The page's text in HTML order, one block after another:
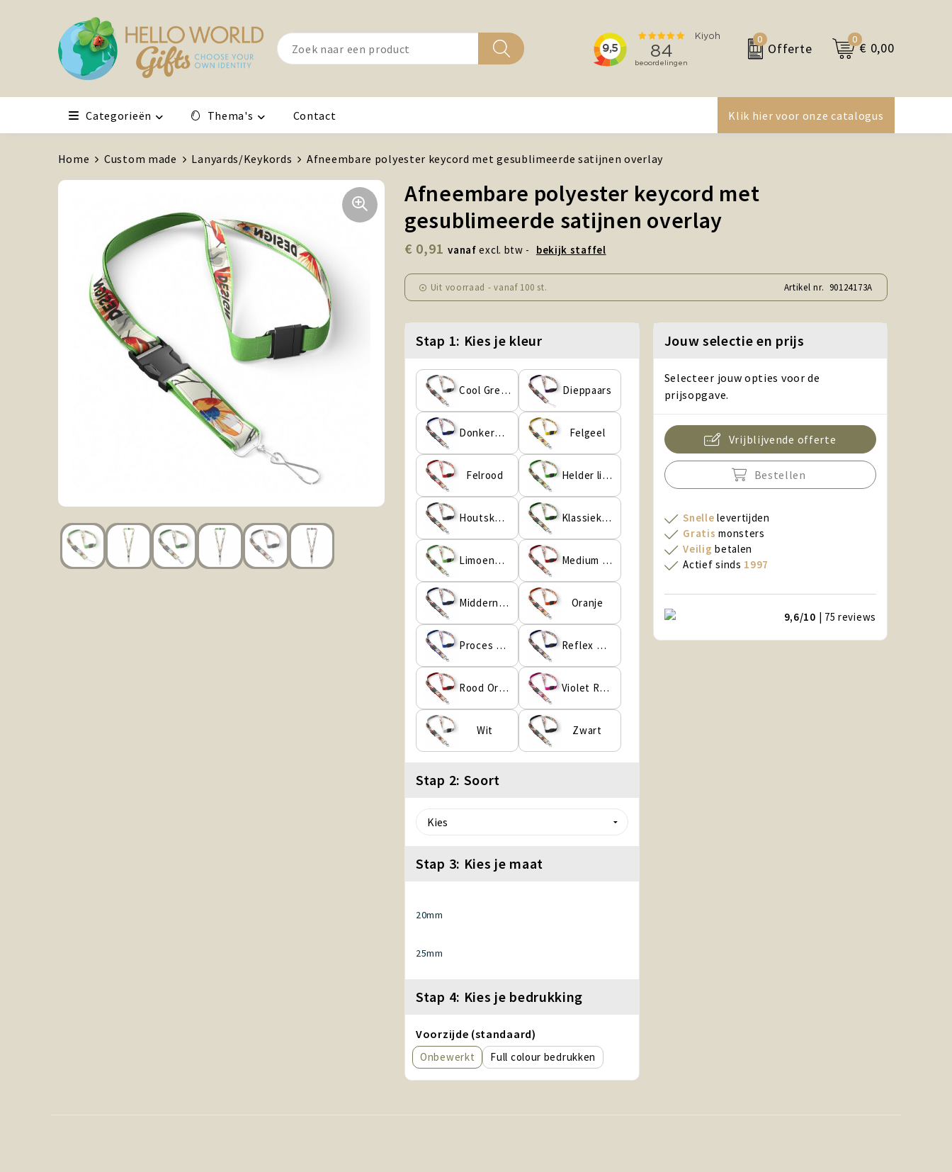
0
Offerte
0
€ 0,00
Categorieën Thema's Contact Klik hier voor onze catalogus
Home Custom made Lanyards/Keykords Afneembare polyester keycord met gesublimeerde satijnen overlay
Afneembare polyester keycord met
gesublimeerde satijnen overlay
€ 0,91 vanaf excl. btw - bekijk staffel
Uit voorraad -vanaf 100 st. Artikel nr. 90124173A
Stap 1: Kies je kleur
Cool Grey 6 C Dieppaars
Donkerblauw Felgeel
Felrood Helder limoengroen
Houtskoolgrijs Klassiek Groen
Limoengroen Medium Scharlakenrood
Middernachtblauw Oranje
Proces Blauw Reflex Blauwe C
Rood Oranje Violet Rood
Wit Zwart
Stap 2: Soort
Stap 3: Kies je maat
20mm
25mm
Stap 4: Kies je bedrukking
Voorzijde (standaard)
Onbewerkt Full colour
Jouw selectie en prijs
Selecteer jouw opties voor de
prijsopgave.
Vrijblijvende offerte
Bestellen
Snelle levertijden
Gratis monsters
Veilig betalen
Actief sinds 1997
9,6/10 | 75reviews